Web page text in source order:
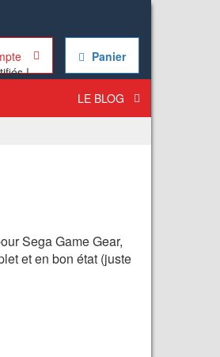
Panier
LE BLOG
Sega Game Gear,
et en bon état (juste